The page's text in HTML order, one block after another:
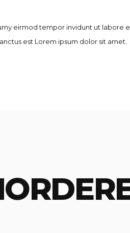
eirmod tempor invidunt ut
est Lorem ipsum dolor sit amet.